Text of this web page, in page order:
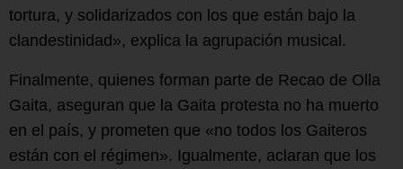
tortura, y solidarizados con los que están bajo la
clandestinidad», explica la agrupación musical.
Finalmente, quienes forman parte de Recao de Olla
Gaita, aseguran que la Gaita protesta no ha muerto
en el país, y prometen que «no todos los Gaiteros
están con el régimen». Igualmente, aclaran que los